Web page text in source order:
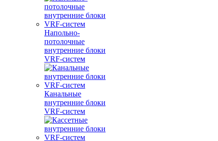
Напольно-
потолочные
внутренние блоки
VRF-систем
Канальные
внутренние блоки
VRF-систем